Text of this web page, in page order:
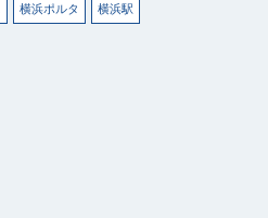
横浜ポルタ 横浜駅